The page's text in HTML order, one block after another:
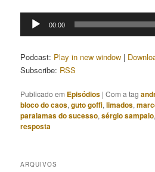
Tocador
00:00
Podcast: Play in new window |
Subscribe: RSS
Publicado em Episódios |Com a tag
bloco do caos,guto goffi,limados,
paralamas do sucesso,sérgio sampaio
resposta
ARQUIVOS